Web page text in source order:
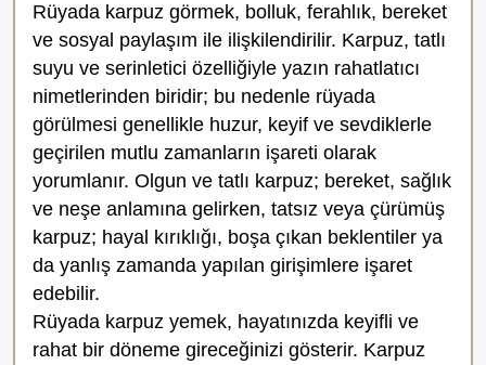
Rüyada karpuz görmek, bolluk, ferahlık, bereket
ve sosyal paylaşım ile ilişkilendirilir. Karpuz, tatlı
suyu ve serinletici özelliğiyle yazın rahatlatıcı
nimetlerinden biridir; bu nedenle rüyada
görülmesi genellikle huzur, keyif ve sevdiklerle
geçirilen mutlu zamanların işareti olarak
yorumlanır. Olgun ve tatlı karpuz; bereket, sağlık
ve neşe anlamına gelirken, tatsız veya çürümüş
karpuz; hayal kırıklığı, boşa çıkan beklentiler ya
da yanlış zamanda yapılan girişimlere işaret
edebilir.
Rüyada karpuz yemek, hayatınızda keyifli ve
rahat bir döneme gireceğinizi gösterir. Karpuz